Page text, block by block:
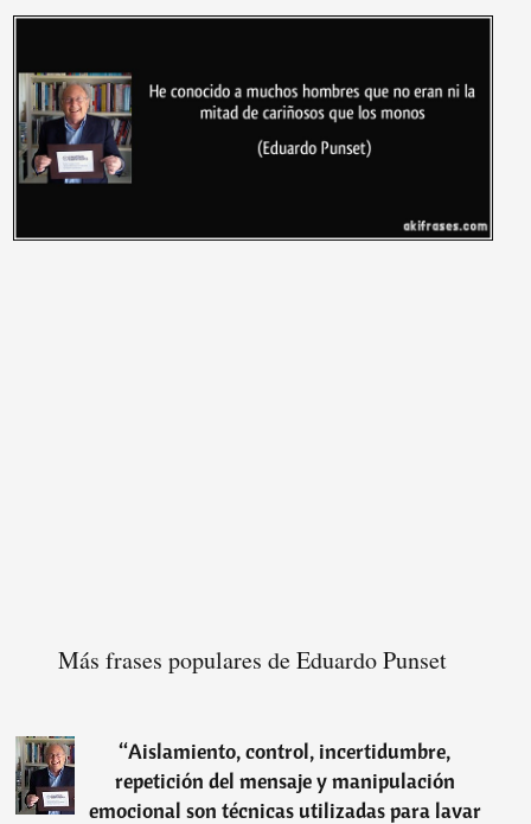
Más frases populares de Eduardo Punset
“Aislamiento, control, incertidumbre,
repetición del mensaje y manipulación
emocional son técnicas utilizadas para lavar